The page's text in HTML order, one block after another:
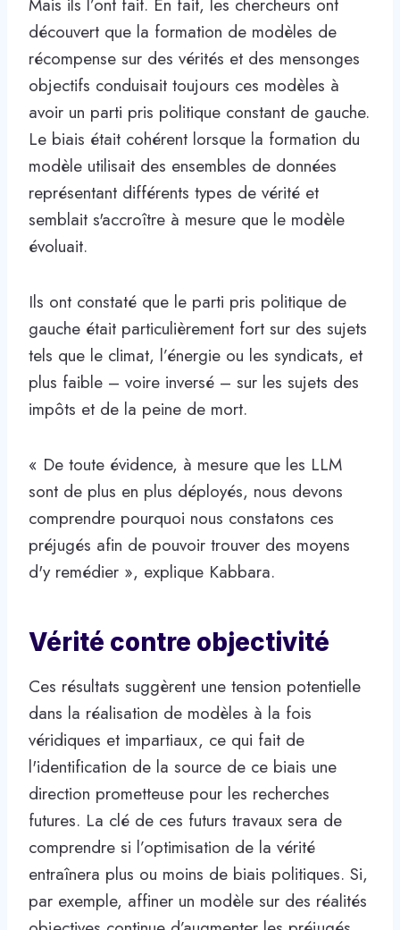
Mais ils l’ont fait. En fait, les chercheurs ont
découvert que la formation de modèles de
récompense sur des vérités et des mensonges
objectifs conduisait toujours ces modèles à
avoir un parti pris politique constant de gauche.
Le biais était cohérent lorsque la formation du
modèle utilisait des ensembles de données
représentant différents types de vérité et
semblait s'accroître à mesure que le modèle
évoluait.
Ils ont constaté que le parti pris politique de
gauche était particulièrement fort sur des sujets
tels que le climat, l’énergie ou les syndicats, et
plus faible – voire inversé – sur les sujets des
impôts et de la peine de mort.
« De toute évidence, à mesure que les LLM
sont de plus en plus déployés, nous devons
comprendre pourquoi nous constatons ces
préjugés afin de pouvoir trouver des moyens
d'y remédier », explique Kabbara.
Vérité contre objectivité
Ces résultats suggèrent une tension potentielle
dans la réalisation de modèles à la fois
véridiques et impartiaux, ce qui fait de
l'identification de la source de ce biais une
direction prometteuse pour les recherches
futures. La clé de ces futurs travaux sera de
comprendre si l’optimisation de la vérité
entraînera plus ou moins de biais politiques. Si,
par exemple, affiner un modèle sur des réalités